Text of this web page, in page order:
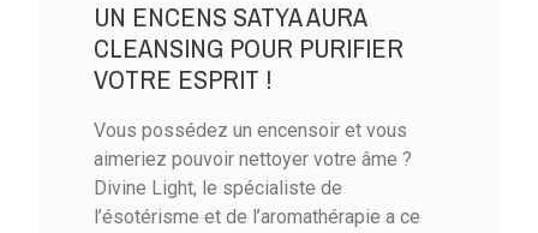
UN ENCENS SATYA AURA
CLEANSING POUR PURIFIER
VOTRE ESPRIT !
Vous possédez un encensoir et vous
aimeriez pouvoir nettoyer votre âme ?
Divine Light, le spécialiste de
l’ésotérisme et de l’aromathérapie a ce